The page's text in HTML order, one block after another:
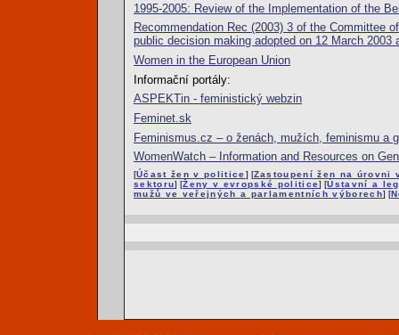
1995-2005: Review of the Implementation of the
Recommendation Rec (2003) 3 of the Committee
public decision making adopted on 12 March 2003
Women in the European Union
Informační portály:
ASPEKTin - feministický webzin
Feminet.sk
Feminismus.cz – o ženách, mužích, feminismu a
WomenWatch – Information and Resources on
[Účast žen v politice] [Zastoupení žen na úrovni
sektoru] [Ženy v evropské politice] [Ústavní a
mužů ve veřejných a parlamentních výborech] [